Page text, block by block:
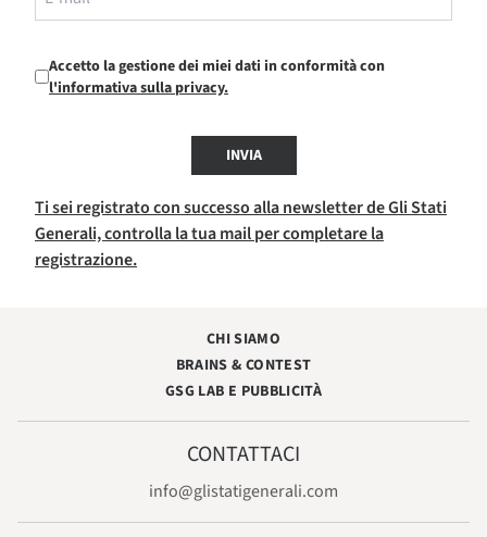
Accetto la gestione dei miei dati in conformità con
l'informativa sulla privacy.
INVIA
Ti sei registrato con successo alla newsletter de Gli Stati
Generali, controlla la tua mail per completare la
registrazione.
CHI SIAMO
BRAINS & CONTEST
GSG LAB E PUBBLICITÀ
CONTATTACI
info@glistatigenerali.com